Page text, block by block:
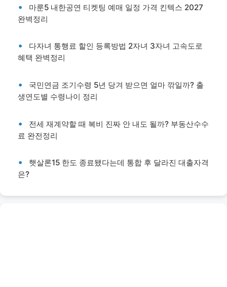
마룬5 내한공연 티켓팅 예매 일정 가격 킨텍스 2027
완벽정리
다자녀 통행료 할인 등록방법 2자녀 3자녀 고속도로
혜택 완벽정리
국민연금 조기수령 5년 당겨 받으면 얼마 깎일까? 출
생연도별 수령나이 정리
전세 재계약할 때 복비 진짜 안 내도 될까? 부동산수수
료 완전정리
햇살론15 한도 종료됐다는데 통합 후 달라진 대출자격
은?